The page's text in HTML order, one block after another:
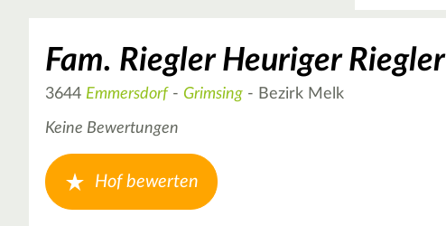
Fam. Riegler Heuriger Riegler
3644 Emmersdorf - Grimsing - Bezirk Melk
Keine Bewertungen
Hof bewerten